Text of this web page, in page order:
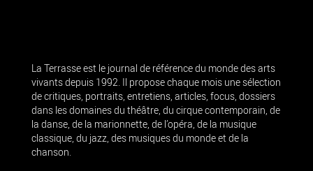
La Terrasse est le journal de référence du monde des arts
vivants depuis 1992. Il propose chaque mois une sélection
de critiques, portraits, entretiens, articles, focus, dossiers
dans les domaines du théâtre, du cirque contemporain, de
la danse, de la marionnette, de l’opéra, de la musique
classique, du jazz, des musiques du monde et de la
chanson.